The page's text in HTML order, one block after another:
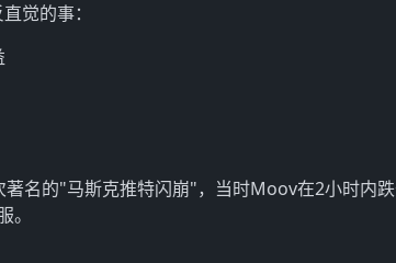
觉的事：
名的"马斯克推特闪崩"，当时Moov在2小时内